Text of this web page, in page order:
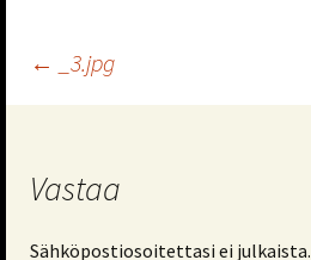
Artikkelien
← _3.jpg
Vastaa
Sähköpostiosoitettasi ei julkaista.